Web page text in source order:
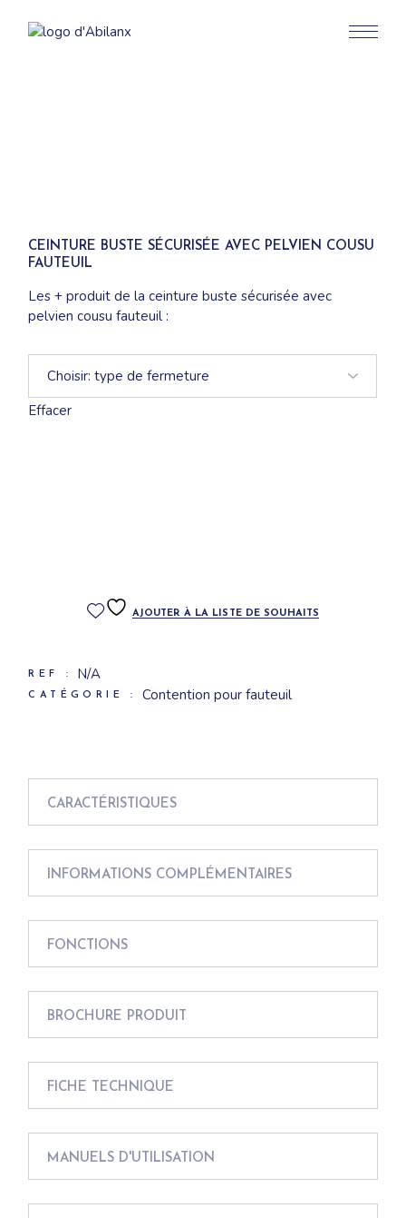
CEINTURE BUSTE SÉCURISÉE AVEC PELVIEN COUSU
FAUTEUIL
Les + produit de la ceinture buste sécurisée avec
pelvien cousu fauteuil :
Respect de la dignité du patient
Installation aisée
Textiles très résistants et doux au toucher
Effacer
AJOUTER À LA LISTE DE SOUHAITS
REF : N/A
CATÉGORIE : Contention pour fauteuil
CARACTÉRISTIQUES
INFORMATIONS COMPLÉMENTAIRES
FONCTIONS
BROCHURE PRODUIT
FICHE TECHNIQUE
MANUELS D'UTILISATION